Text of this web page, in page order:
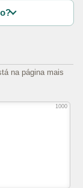
na página mais
1000